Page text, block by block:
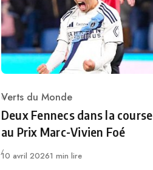
Category
Verts du Monde
Deux Fennecs dans la course
au Prix Marc-Vivien Foé
Publié
10 avril 20261 min lire